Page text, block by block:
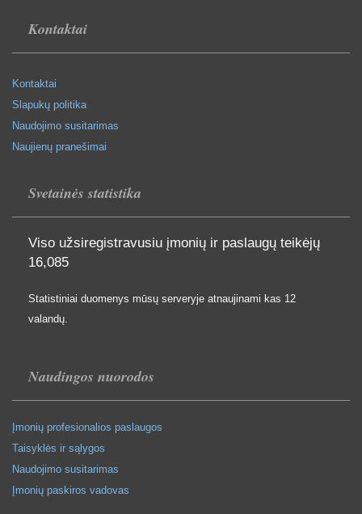
Kontaktai
Kontaktai
Slapukų politika
Naudojimo susitarimas
Naujienų pranešimai
Svetainės statistika
Viso užsiregistravusiu įmonių ir paslaugų teikėjų
16,085
Statistiniai duomenys mūsų serveryje atnaujinami kas 12
valandų.
Naudingos nuorodos
Įmonių profesionalios paslaugos
Taisyklės ir sąlygos
Naudojimo susitarimas
Įmonių paskiros vadovas